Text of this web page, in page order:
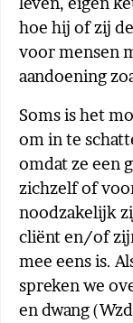
hoe hij of zij
voor mensen
aandoening
Soms is het
om in te
omdat ze een
zichzelf of
noodzakelijk
cliënt en/of
mee eens is.
spreken we
en dwang